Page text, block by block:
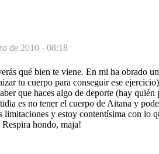
de 2010 - 08:18
qué bien te viene. En mi ha obrado
tu cuerpo para conseguir ese
que haces algo de deporte (hay
es no tener el cuerpo de Aitana y
limitaciones y estoy contentísima con lo
hondo, maja!